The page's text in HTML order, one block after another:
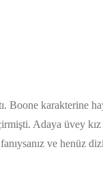
karakterine
Adaya üvey
ve henüz